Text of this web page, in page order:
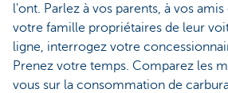
l'ont. Parlez à vos parents, à vos
votre famille propriétaires de leur
ligne, interrogez votre
Prenez votre temps. Comparez les
vous sur la consommation de